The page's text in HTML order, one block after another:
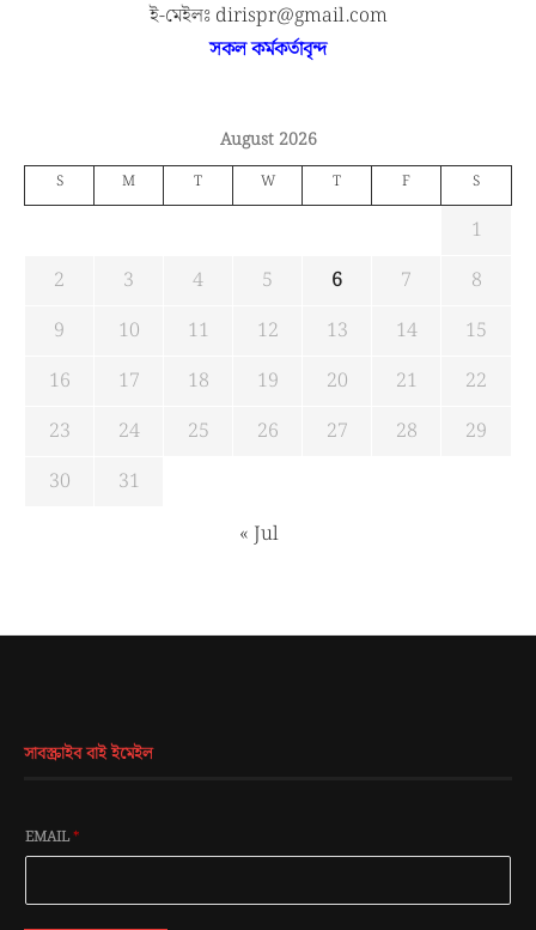
ই-মেইলঃ dirispr@gmail.com
সকল কর্মকর্তাবৃন্দ
August 2026
S M T W T F S
1
2
3 4 5 6 7
8
9
10 11 12 13 14
15
16
17 18 19 20 21
22
23
24 25 26 27 28
29
30
31
« Jul
সাবস্ক্রাইব বাই ইমেইল
EMAIL*